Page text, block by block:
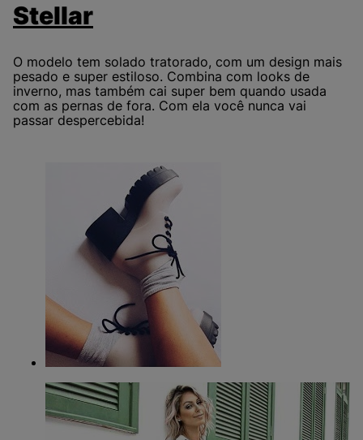
Stellar
O modelo tem solado tratorado, com um design mais
pesado e super estiloso. Combina com looks de
inverno, mas também cai super bem quando usada
com as pernas de fora. Com ela você nunca vai
passar despercebida!